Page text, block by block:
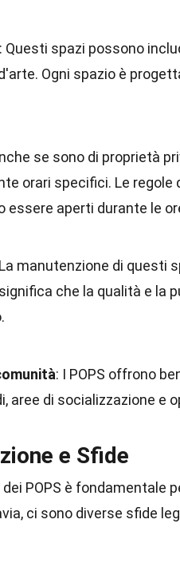
: Questi spazi possono
Ogni spazio è
se sono di proprietà
orari specifici. Le
essere aperti durante le
manutenzione di questi
che la qualità e la
: I POPS offrono
aree di socializzazione e
e Sfide
POPS è fondamentale
ci sono diverse sfide